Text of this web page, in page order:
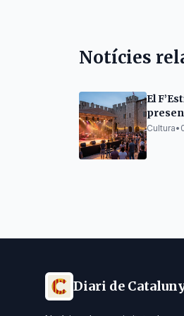
Notícies
El
Cultura•
Diari de